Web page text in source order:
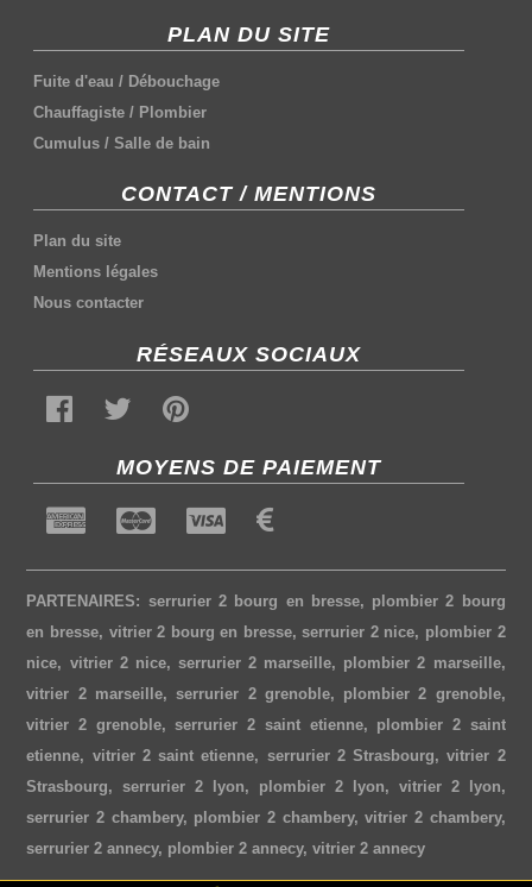
PLAN DU SITE
Fuite d'eau / Débouchage
Chauffagiste / Plombier
Cumulus /Salle de bain
CONTACT / MENTIONS
Plan du site
Mentions légales
Nous contacter
RÉSEAUX SOCIAUX
MOYENS DE PAIEMENT
PARTENAIRES: serrurier 2 bourg en bresse, plombier 2 bourg
en bresse, vitrier 2 bourg en bresse,serrurier 2 nice, plombier 2
nice, vitrier 2 nice, serrurier 2 marseille, plombier 2 marseille,
vitrier 2 marseille,serrurier 2 grenoble, plombier 2 grenoble,
vitrier 2 grenoble,serrurier 2 saint etienne, plombier 2 saint
etienne, vitrier 2 saint etienne, serrurier 2 Strasbourg,vitrier 2
Strasbourg,serrurier 2 lyon, plombier 2 lyon, vitrier 2 lyon,
serrurier 2 chambery, plombier 2 chambery,vitrier 2 chambery,
serrurier 2 annecy, plombier 2 annecy,vitrier 2 annecy